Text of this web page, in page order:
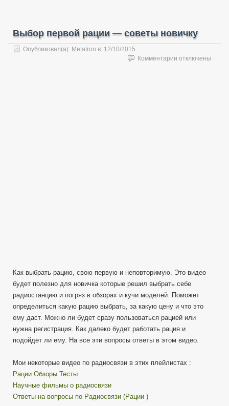
Выбор первой рации — советы новичку
Опубликовал(а): Metatron в: 12/10/2015
Комментарии котключены
Как выбрать рацию, свою первую и неповторимую. Это видео
будет полезно для новичка которые решил выбрать себе
радиостанцию и погряз в обзорах и кучи моделей. Поможет
определиться какую рацию выбрать, за какую цену и что это
ему даст. Можно ли будет сразу пользоваться рацией или
нужна регистрация. Как далеко будет работать рация и
подойдет ли ему. На все эти вопросы ответы в этом видео.
Мои некоторые видео по радиосвязи в этих плейлистах :
Рации Обзоры Тесты
Научные фильмы о радиосвязи
Ответы на вопросы по Радиосвязи (Рации )